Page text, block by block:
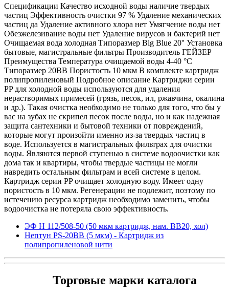
Спецификации Качество исходной воды наличие твердых
частиц Эффективность очистки 97 % Удаление механических
частиц да Удаление активного хлора нет Умягчение воды нет
Обезжелезивание воды нет Удаление вирусов и бактерий нет
Очищаемая вода холодная Типоразмер Big Blue 20'' Установка
бытовые, магистральные фильтры Производитель ГЕЙЗЕР
Преимущества Температура очищаемой воды 4-40 °C
Типоразмер 20BB Пористость 10 мкм В комплекте картридж
полипропиленовый Подробное описание Картриджи серии
PP для холодной воды используются для удаления
нерастворимых примесей (грязь, песок, ил, ржавчина, окалина
и др.). Такая очистка необходимо не только для того, что бы у
вас на зубах не скрипел песок после воды, но и как надежная
защита сантехники и бытовой техники от повреждений,
которые могут произойти именно из-за твердых частиц в
воде. Используется в магистральных фильтрах для очистки
воды. Являются первой ступенью в системе водоочистки как
дома так и квартиры, чтобы твердые частицы не могли
навредить остальным фильтрам и всей системе в целом.
Картридж серии PP очищает холодную воду. Имеет одну
пористость в 10 мкм. Регенерации не подлежит, поэтому по
истечению ресурса картридж необходимо заменить, чтобы
водоочистка не потеряла свою эффективность.
ЭФ Н 112/508-50 (50 мкм картридж, нам. BB20, хол)
Нептун PS-20BB (5 мкм) - Картридж из
полипропиленовой нити
Торговые марки каталога